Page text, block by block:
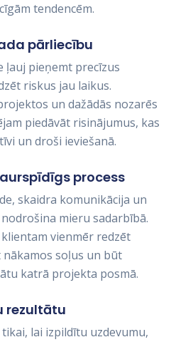
tendencēm.
pārliecību
ļauj pieņemt precīzus
riskus jau laikus.
un dažādās nozarēs
piedāvāt risinājumus, kas
un droši ieviešanā.
process
skaidra komunikācija un
mieru sadarbībā.
vienmēr redzēt
soļus un būt
katrā projekta posmā.
rezultātu
lai izpildītu uzdevumu,